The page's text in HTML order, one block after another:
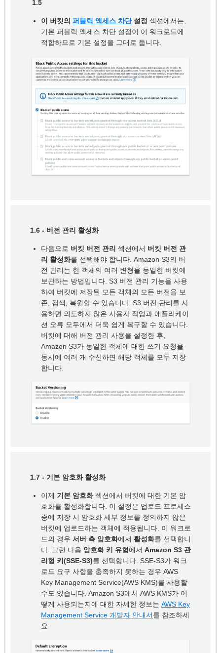
1.5
이 버킷의 퍼블릭 액세스 차단설정 섹션에서는,
기본 퍼블릭 액세스 차단 설정이 이 워크로드에
적합하므로 기본 설정을 그대로 둡니다.
1.6 - 버전 관리 활성화
다음으로 버킷 버전 관리 섹션에서 버킷 버전 관
리 활성화를 선택해야 합니다. Amazon S3의 버
전 관리는 한 객체의 여러 변형을 동일한 버킷에
보관하는 방법입니다. S3 버전 관리 기능을 사용
하여 버킷에 저장된 모든 객체의 모든 버전을 보
존, 검색, 복원할 수 있습니다. S3 버전 관리를 사
용하면 의도하지 않은 사용자 작업과 애플리케이
션 오류 모두에서 더욱 쉽게 복구할 수 있습니다.
버킷에 대해 버전 관리 사용을 설정한 후,
Amazon S3가 동일한 객체에 대한 쓰기 요청을
동시에 여러 개 수신하면 해당 객체를 모두 저장
합니다.
1.7 - 기본 암호화 활성화
이제 기본 암호화섹션에서 버킷에 대한 기본 암
호화를 활성화합니다. 이 설정은 업로드 프로세스
중에 저장 시 암호화 세부 정보를 정의하지 않은
버킷에 업로드하는 객체에 적용됩니다. 이 워크로
드의 경우 서버 측 암호화에서 활성화를 선택합니
다. 그런 다음 암호화 키 유형에서 Amazon S3 관
리형 키(SSE-S3)를 선택합니다. SSE-S3가 워크
로드 요구 사항을 충족하지 못하는 경우 AWS
Key Management Service(AWS KMS)를 사용할
수도 있습니다. Amazon S3에서 AWS KMS가 어
떻게 사용되는지에 대한 자세한 정보는 AWS Key
Management Service 개발자 안내서를 참조하세
요.